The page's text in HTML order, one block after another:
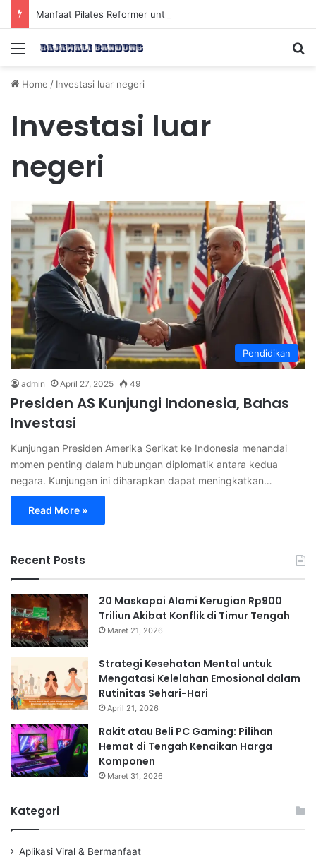
Menu
Home / Investasi luar negeri
Investasi luar
negeri
Pendidikan
admin April 27, 2025 49
Presiden AS Kunjungi Indonesia, Bahas
Investasi
Kunjungan Presiden Amerika Serikat ke Indonesia menandai
momen penting dalam hubungan diplomatik antara kedua
negara. Kunjungan ini diharapkan dapat meningkatkan…
Read More »
Recent Posts
20 Maskapai Alami Kerugian Rp900
Triliun Akibat Konflik di Timur Tengah
Maret 21, 2026
Strategi Kesehatan Mental untuk
Mengatasi Kelelahan Emosional dalam
Rutinitas Sehari-Hari
April 21, 2026
Rakit atau Beli PC Gaming: Pilihan
Hemat di Tengah Kenaikan Harga
Komponen
Maret 31, 2026
Kategori
Aplikasi Viral & Bermanfaat